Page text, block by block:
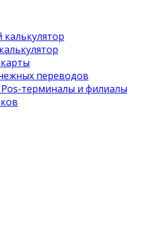
переводов
терминалы и филиалы